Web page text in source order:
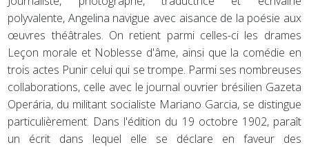
polyvalente, Angelina navigue avec aisance de la poésie aux
œuvres théâtrales. On retient parmi celles-ci les drames
Leçon morale et Noblesse d'âme, ainsi que la comédie en
trois actes Punir celui qui se trompe. Parmi ses nombreuses
collaborations, celle avec le journal ouvrier brésilien Gazeta
Operária, du militant socialiste Mariano Garcia, se distingue
particulièrement. Dans l'édition du 19 octobre 1902, paraît
un écrit dans lequel elle se déclare en faveur des